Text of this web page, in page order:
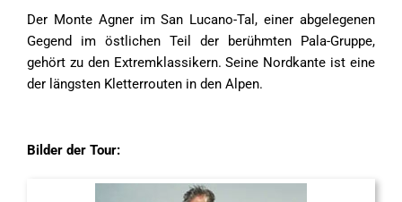
Der Monte Agner im San Lucano-Tal, einer abgelegenen
Gegend im östlichen Teil der berühmten Pala-Gruppe,
gehört zu den Extremklassikern. Seine Nordkante ist eine
der längsten Kletterrouten in den Alpen.
Bilder der Tour: